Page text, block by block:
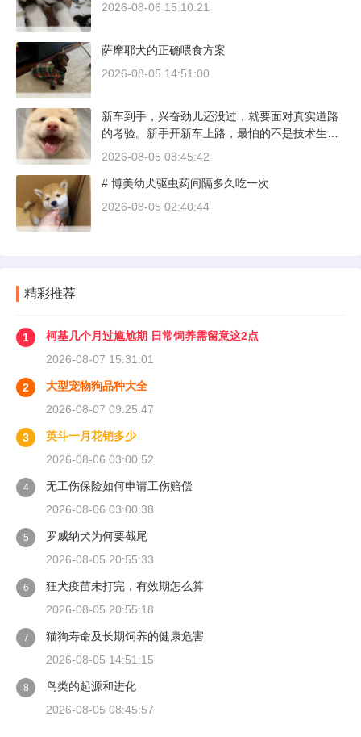
2026-08-06 15:10:21
萨摩耶犬的正确喂食方案
2026-08-05 14:51:00
新车到手，兴奋劲儿还没过，就要面对真实道路
的考验。新手开新车上路，最怕的不是技术生
疏，而是对车况和路况的双重陌生。磨合期内，
不超过100公里，这不是老司机的保守，而是活
塞和气缸壁需要时间完成精细贴合。多数车型说
2026-08-05 08:45:42
# 博美幼犬驱虫药间隔多久吃一次
2026-08-05 02:40:44
精彩推荐
1
柯基几个月过尴尬期 日常饲养需留意这2点
2026-08-07 15:31:01
2
大型宠物狗品种大全
2026-08-07 09:25:47
3
英斗一月花销多少
2026-08-06 03:00:52
4
无工伤保险如何申请工伤赔偿
2026-08-06 03:00:38
5
罗威纳犬为何要截尾
2026-08-05 20:55:33
6
狂犬疫苗未打完，有效期怎么算
2026-08-05 20:55:18
7
猫狗寿命及长期饲养的健康危害
2026-08-05 14:51:15
8
鸟类的起源和进化
2026-08-05 08:45:57